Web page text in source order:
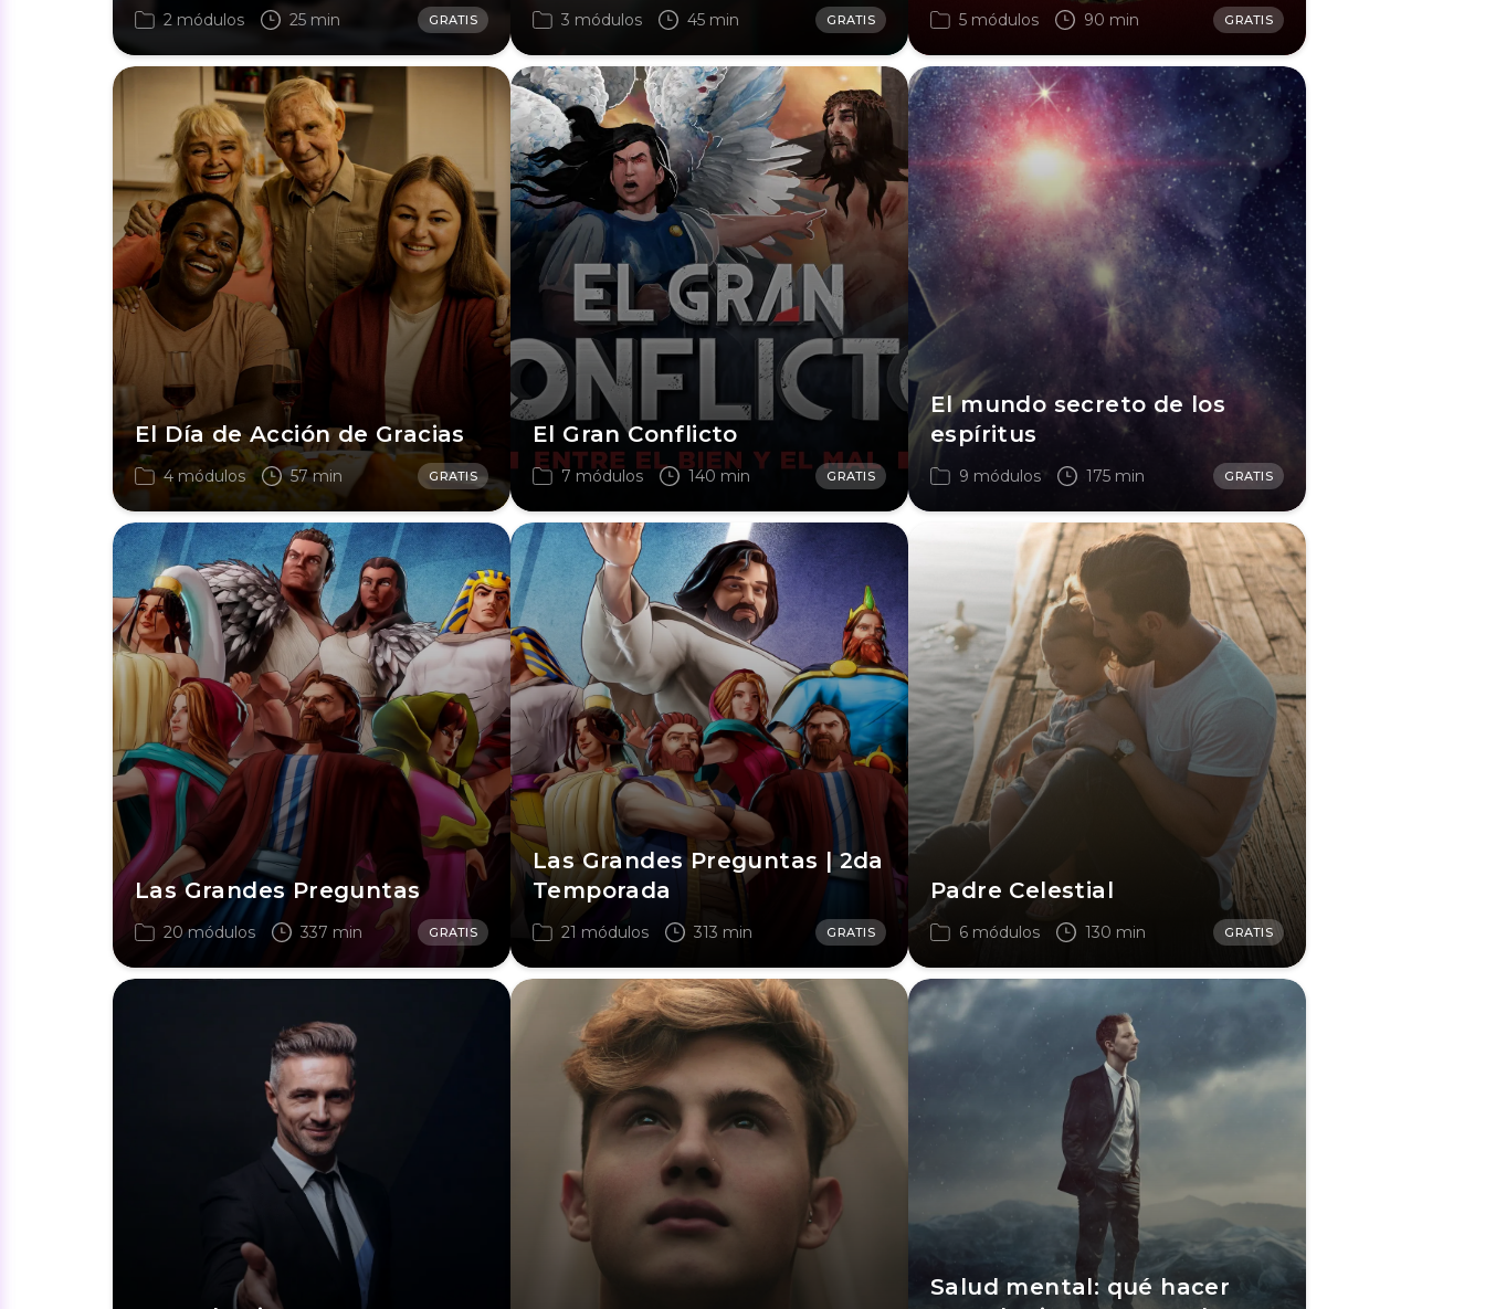
2 módulos 25 min GRATIS 3 módulos 45 min GRATIS 5 módulos 90 min GRATIS
El Día de Acción de Gracias
4 módulos 57 min GRATIS
El Gran Conflicto
7 módulos 140 min GRATIS
El mundo secreto de los
espíritus
9 módulos 175 min GRATIS
Las Grandes Preguntas
20 módulos 337 min GRATIS
Las Grandes Preguntas | 2da
Temporada
21 módulos 313 min GRATIS
Padre Celestial
6 módulos 130 min GRATIS
Salud mental: qué hacer